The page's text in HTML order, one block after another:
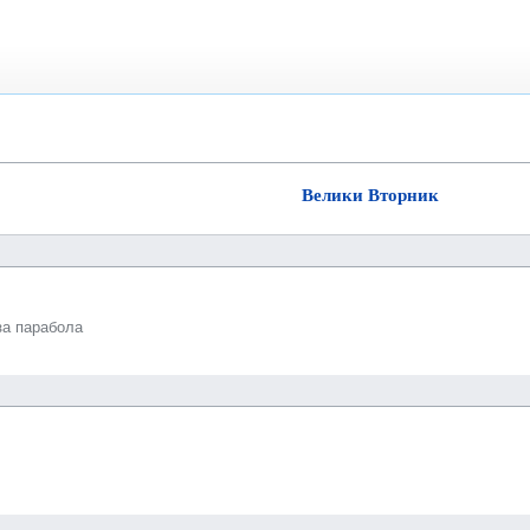
Велики Вторник
парабола